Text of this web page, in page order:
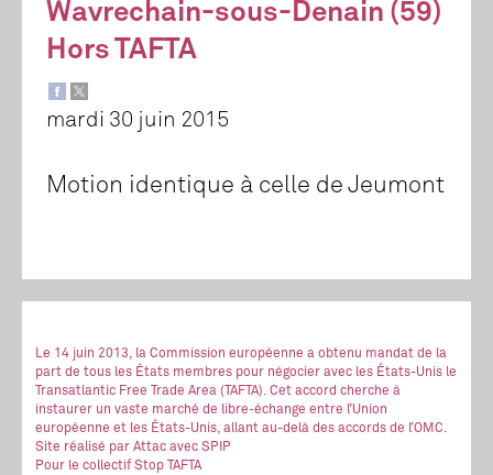
Wavrechain-sous-Denain (59)
Hors TAFTA
mardi 30 juin 2015
Motion identique à celle de Jeumont
Le 14 juin 2013, la Commission européenne a obtenu mandat de la
part de tous les États membres pour négocier avec les États-Unis le
Transatlantic Free Trade Area (TAFTA). Cet accord cherche à
instaurer un vaste marché de libre-échange entre l’Union
européenne et les États-Unis, allant au-delà des accords de l’OMC.
Site réalisé par Attac avec SPIP
Pour le collectif Stop TAFTA